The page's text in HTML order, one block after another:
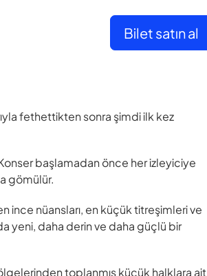
Bilet satın al
fethettikten sonra şimdi ilk kez
Konser başlamadan önce her izleyiciye
gömülür.
ince nüansları, en küçük titreşimleri ve
yeni, daha derin ve daha güçlü bir
toplanmış küçük halklara ait